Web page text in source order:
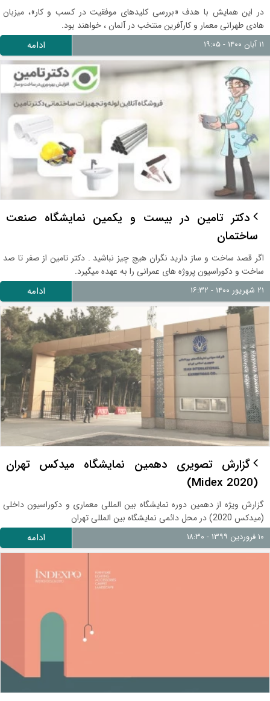
در این همایش با هدف «بررسی کلیدهای موفقیت در کسب و کار»، میزبان
هادی طهرانی معمار و کارآفرین منتخب در آلمان ، خواهند بود.
ادامه
دکتر تامین در بیست و یکمین نمایشگاه صنعت
ساختمان
اگر قصد ساخت و ساز دارید نگران هیچ چیز نباشید . دکتر تامین از صفر تا صد
ساخت و دکوراسیون پروژه های عمرانی را به عهده میگیرد.
ادامه
گزارش تصویری دهمین نمایشگاه میدکس تهران
گزارش ویژه از دهمین دوره نمایشگاه بین المللی معماری و دکوراسیون داخلی
(میدکس 2020) در محل دائمی نمایشگاه بین المللی تهران
ادامه